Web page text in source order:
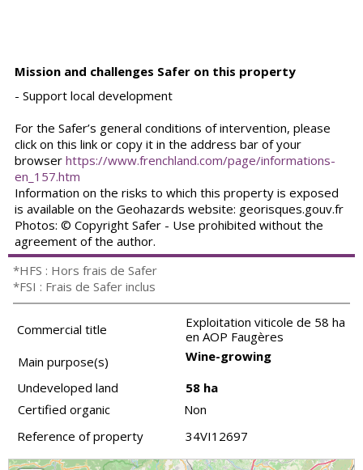
Mission and challenges Safer on this property
- Support local development
For the Safer’s general conditions of intervention, please
click on this link or copy it in the address bar of your
browser https://www.frenchland.com/page/informations-
en_157.htm
Information on the risks to which this property is exposed
is available on the Geohazards website: georisques.gouv.fr
Photos: © Copyright Safer - Use prohibited without the
agreement of the author.
*HFS : Hors frais de Safer
*FSI : Frais de Safer inclus
Commercial title
Exploitation viticole de 58 ha
en AOP Faugères
Main purpose(s)
Wine-growing
Undeveloped land
58 ha
Certified organic
Non
Reference of property
34VI12697